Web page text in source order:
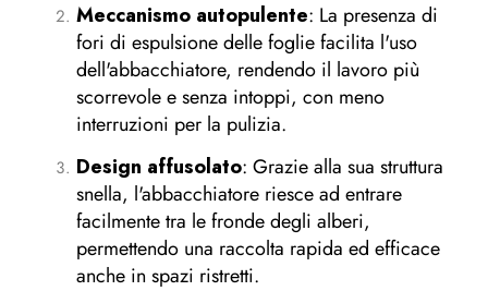
Meccanismo autopulente: La presenza di
fori di espulsione delle foglie facilita l'uso
dell'abbacchiatore, rendendo il lavoro più
scorrevole e senza intoppi, con meno
interruzioni per la pulizia.
Design affusolato: Grazie alla sua struttura
snella, l'abbacchiatore riesce ad entrare
facilmente tra le fronde degli alberi,
permettendo una raccolta rapida ed efficace
anche in spazi ristretti.